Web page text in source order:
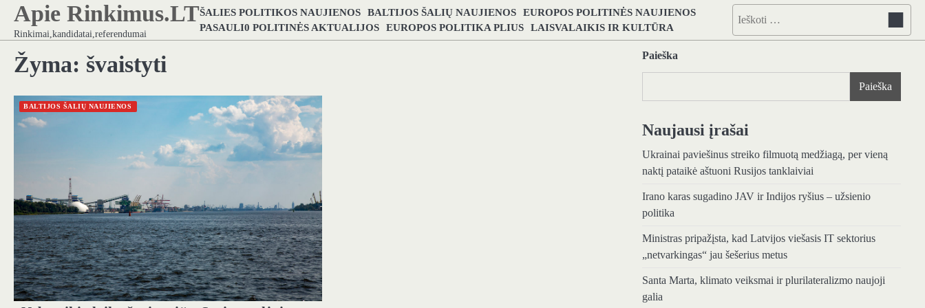
Skip
content
Apie Rinkimus.LT
Rinkimai,kandidatai,referendumai
ŠALIES POLITIKOS NAUJIENOS BALTIJOS ŠALIŲ NAUJIENOS EUROPOS POLITINĖS NAUJIENOS
PASAULI0 POLITINĖS AKTUALIJOS EUROPOS POLITIKA PLIUS LAISVALAIKIS IR KULTŪRA
Ieškoti:
Žyma: švaistyti
BALTIJOS ŠALIŲ NAUJIENOS
Paieška
Paieška
Naujausi įrašai
Ukrainai paviešinus streiko filmuotą medžiagą, per vieną
naktį pataikė aštuoni Rusijos tanklaiviai
Irano karas sugadino JAV ir Indijos ryšius – užsienio
politika
Ministras pripažįsta, kad Latvijos viešasis IT sektorius
„netvarkingas“ jau šešerius metus
Santa Marta, klimato veiksmai ir plurilateralizmo naujoji
galia